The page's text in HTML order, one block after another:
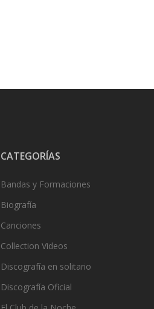
CATEGORÍAS
Bandas y Formaciones
Biografía
Canciones
Collection Videos
Discografía en solitario
Discografía Oficial